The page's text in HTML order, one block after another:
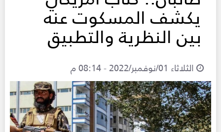
يكشف المسكوت عنه
بين النظرية والتطبيق
الثلاثاء 01/نوفمبر/2022 - 08:14 م